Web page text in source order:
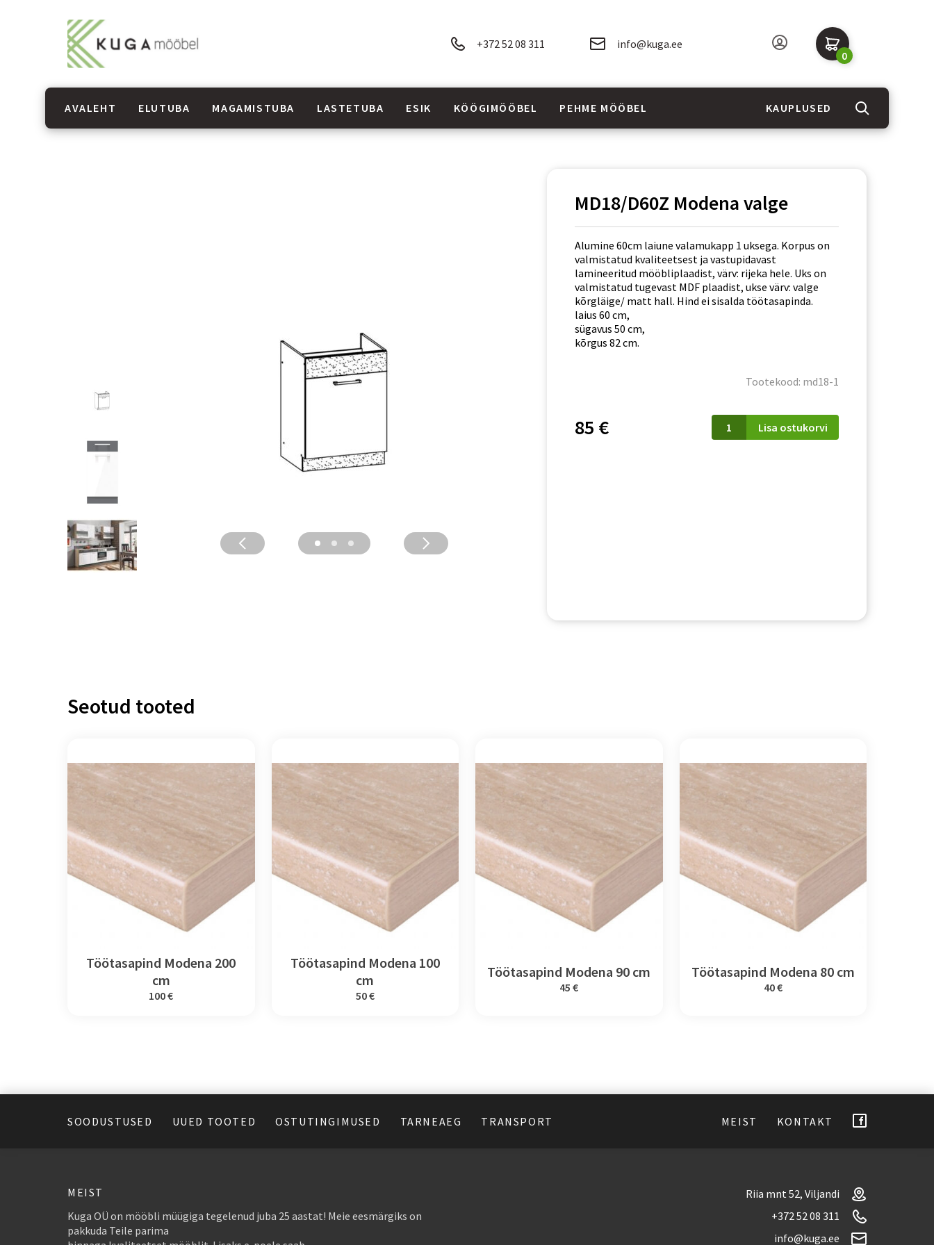
+372 52 08 311 info@kuga.ee
0
AVALEHT ELUTUBA MAGAMISTUBA LASTETUBA ESIK KÖÖGIMÖÖBEL PEHME MÖÖBEL KAUPLUSED
MD18/D60Z Modena valge
Alumine 60cm laiune valamukapp 1 uksega. Korpus on
valmistatud kvaliteetsest ja vastupidavast
lamineeritud mööbliplaadist, värv: rijeka hele. Uks on
valmistatud tugevast MDF plaadist, ukse värv: valge
kõrgläige/ matt hall. Hind ei sisalda töötasapinda.
laius 60 cm,
sügavus 50 cm,
kõrgus 82 cm.
Tootekood: md18-1
85 €
MD18/D60Z
Modena
Lisa ostukorvi
Seotud tooted
Töötasapind Modena 200
cm
100 €
Töötasapind Modena 100
cm
50 €
Töötasapind Modena 90 cm
45 €
Töötasapind Modena 80 cm
40 €
SOODUSTUSED UUED TOOTED OSTUTINGIMUSED TARNEAEG TRANSPORT MEIST KONTAKT
MEIST
Kuga OÜ on mööbli müügiga tegelenud juba 25 aastat! Meie eesmärgiks on
pakkuda Teile parima
Riia mnt 52, Viljandi
+372 52 08 311
info@kuga.ee